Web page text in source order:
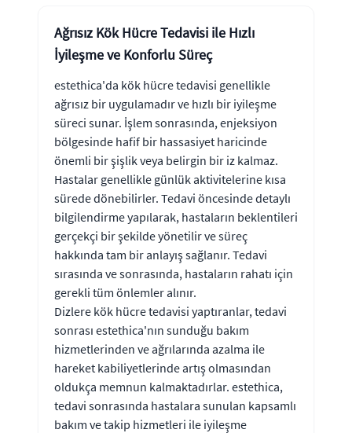
Ağrısız Kök Hücre Tedavisi ile Hızlı
İyileşme ve Konforlu Süreç
estethica'da kök hücre tedavisi genellikle
ağrısız bir uygulamadır ve hızlı bir iyileşme
süreci sunar. İşlem sonrasında, enjeksiyon
bölgesinde hafif bir hassasiyet haricinde
önemli bir şişlik veya belirgin bir iz kalmaz.
Hastalar genellikle günlük aktivitelerine kısa
sürede dönebilirler. Tedavi öncesinde detaylı
bilgilendirme yapılarak, hastaların beklentileri
gerçekçi bir şekilde yönetilir ve süreç
hakkında tam bir anlayış sağlanır. Tedavi
sırasında ve sonrasında, hastaların rahatı için
gerekli tüm önlemler alınır.
Dizlere kök hücre tedavisi yaptıranlar, tedavi
sonrası estethica'nın sunduğu bakım
hizmetlerinden ve ağrılarında azalma ile
hareket kabiliyetlerinde artış olmasından
oldukça memnun kalmaktadırlar. estethica,
tedavi sonrasında hastalara sunulan kapsamlı
bakım ve takip hizmetleri ile iyileşme